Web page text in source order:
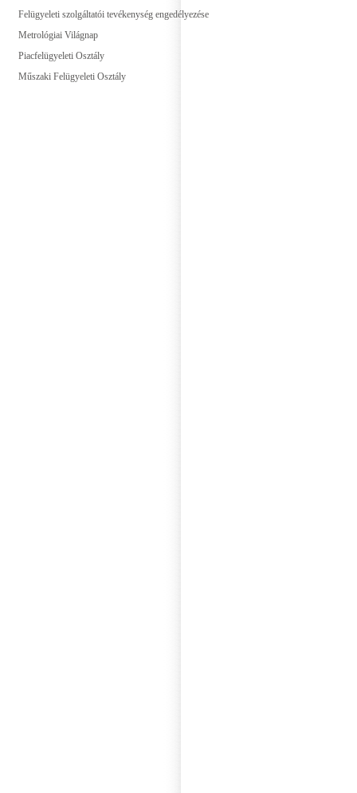
Felügyeleti szolgáltatói tevékenység engedélyezése
Metrológiai Világnap
Piacfelügyeleti Osztály
Műszaki Felügyeleti Osztály